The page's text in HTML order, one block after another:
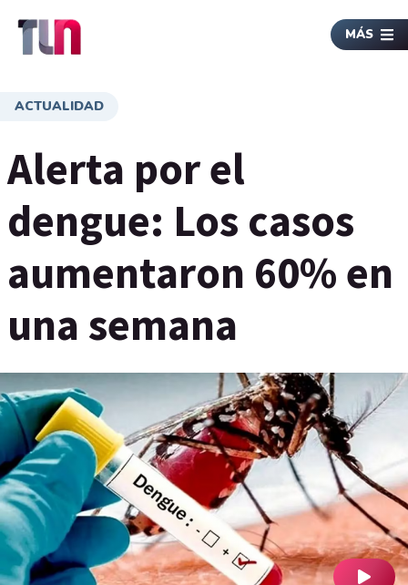
MÁS
ACTUALIDAD
Alerta por el
dengue: Los casos
aumentaron 60% en
una semana